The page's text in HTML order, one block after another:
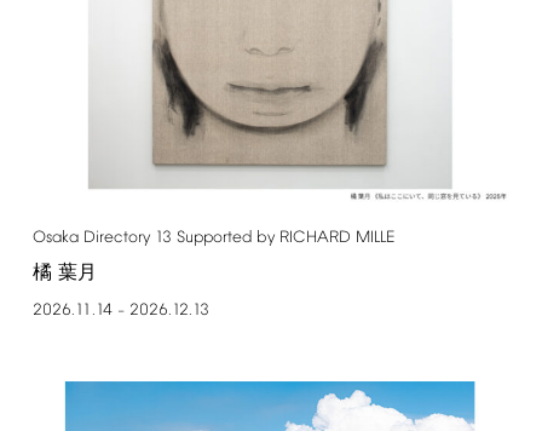
Osaka Directory 13 Supported by RICHARD MILLE
橘 葉月
2026.11.14– 2026.12.13